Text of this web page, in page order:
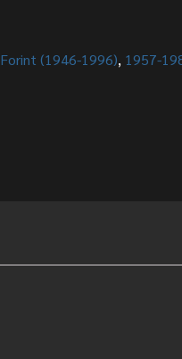
Forint (1946-1996), 1957-